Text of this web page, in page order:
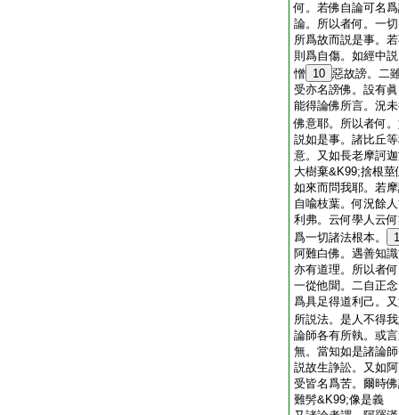
何。若佛自論可名
論。所以者何。一
所爲故而説是事。
則爲自傷。如經中
憎 10 惡故謗。二
受亦名謗佛。設有
能得論佛所言。況
佛意耶。所以者何
説如是事。諸比丘
意。又如長老摩訶
大樹棄&K99;捨根
如來而問我耶。若
自喩枝葉。何況餘
利弗。云何學人云
爲一切諸法根本。
阿難白佛。遇善知
亦有道理。所以者
一從他聞。二自正
爲具足得道利己。
所説法。是人不得
論師各有所執。或
無。當知如是諸論
説故生諍訟。又如
受皆名爲苦。爾時
難髣&K99;像是義